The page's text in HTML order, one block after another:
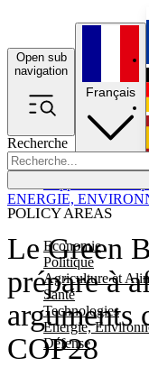
Open sub
navigation
Recherche
POLICY AREAS
Economie
Politique
Agriculture et
Santé
Technologies
Energie,
Défense
Français
Le Green
prépare à
arguments
COP28
ENERGIE,